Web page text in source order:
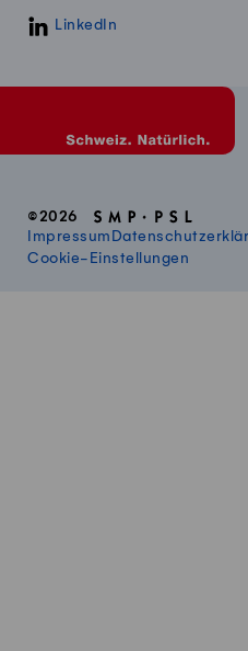
LinkedIn
©2026
Impressum
Cookie-Einstellungen